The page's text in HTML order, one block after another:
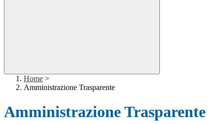
Home >
Amministrazione Trasparente
Amministrazione Trasparente